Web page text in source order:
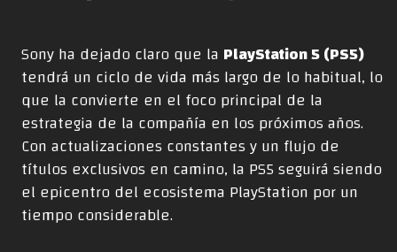
Sony ha dejado claro que la PlayStation 5 (PS5)
tendrá un ciclo de vida más largo de lo habitual, lo
que la convierte en el foco principal de la
estrategia de la compañía en los próximos años.
Con actualizaciones constantes y un flujo de
títulos exclusivos en camino, la PS5 seguirá siendo
el epicentro del ecosistema PlayStation por un
tiempo considerable.